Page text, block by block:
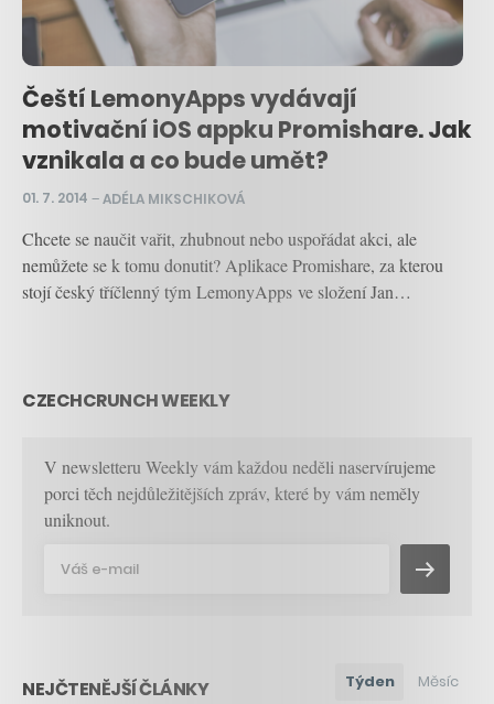
Čeští LemonyApps vydávají
motivační iOS appku Promishare. Jak
vznikala a co bude umět?
01. 7. 2014 –ADÉLA MIKSCHIKOVÁ
Chcete se naučit vařit, zhubnout nebo uspořádat akci, ale
nemůžete se k tomu donutit? Aplikace Promishare, za kterou
stojí český tříčlenný tým LemonyApps ve složení Jan…
CZECHCRUNCH WEEKLY
V newsletteru Weekly vám každou neděli naservírujeme
porci těch nejdůležitějších zpráv, které by vám neměly
uniknout.
NEJČTENĚJŠÍ ČLÁNKY Týden Měsíc